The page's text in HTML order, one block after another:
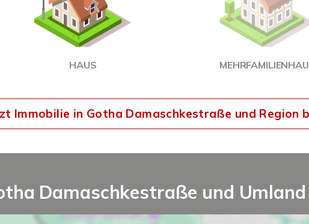
HAUS
Immobilie in Gotha Damaschkestraße und Region
Damaschkestraße und